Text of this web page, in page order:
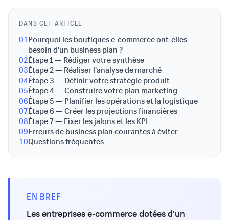
DANS CET ARTICLE
01Pourquoi les boutiques e-commerce ont-elles
besoin d'un business plan ?
02Étape 1 — Rédiger votre synthèse
03Étape 2 — Réaliser l'analyse de marché
04Étape 3 — Définir votre stratégie produit
05Étape 4 — Construire votre plan marketing
06Étape 5 — Planifier les opérations et la logistique
07Étape 6 — Créer les projections financières
08Étape 7 — Fixer les jalons et les KPI
09Erreurs de business plan courantes à éviter
10Questions fréquentes
EN BREF
Les entreprises e-commerce dotées d'un